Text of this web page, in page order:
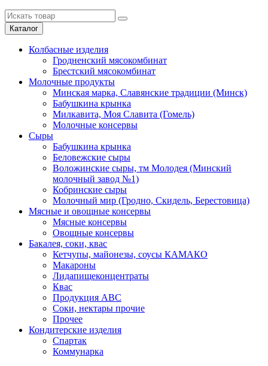
Каталог
Колбасные изделия
Гродненский мясокомбинат
Брестский мясокомбинат
Молочные продукты
Минская марка, Славянские традиции (Минск)
Бабушкина крынка
Милкавита, Моя Славита (Гомель)
Молочные консервы
Сыры
Бабушкина крынка
Беловежские сыры
Воложинские сыры, тм Молодея (Минский
молочный завод №1)
Кобринские сыры
Молочный мир (Гродно, Скидель, Берестовица)
Мясные и овощные консервы
Мясные консервы
Овощные консервы
Бакалея, соки, квас
Кетчупы, майонезы, соусы КАМАКО
Макароны
Лидапищеконцентраты
Квас
Продукция АВС
Соки, нектары прочие
Прочее
Кондитерские изделия
Спартак
Коммунарка